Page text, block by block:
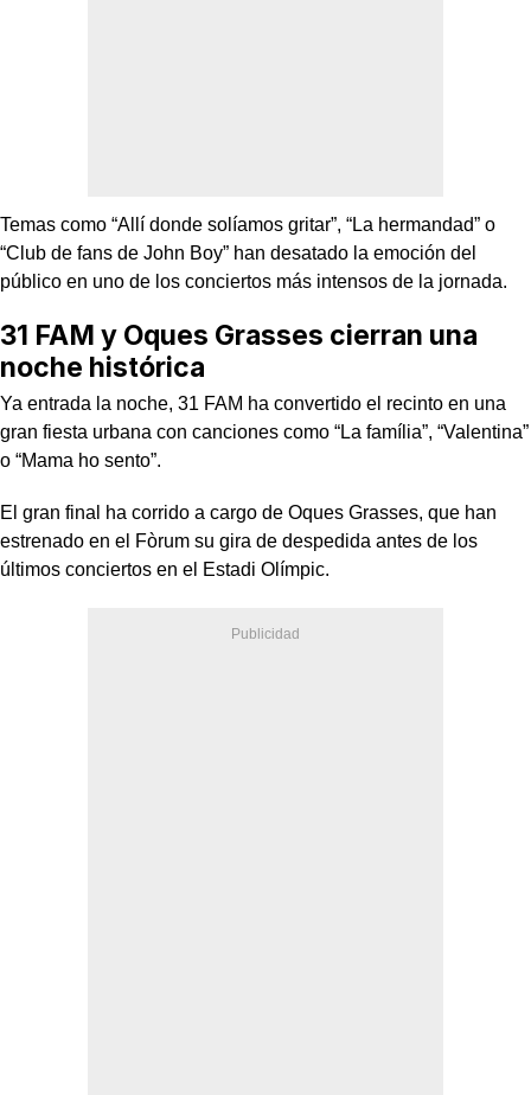
Temas como “Allí donde solíamos gritar”, “La hermandad” o
“Club de fans de John Boy” han desatado la emoción del
público en uno de los conciertos más intensos de la jornada.
31 FAM y Oques Grasses cierran una
noche histórica
Ya entrada la noche, 31 FAM ha convertido el recinto en una
gran fiesta urbana con canciones como “La família”, “Valentina”
o “Mama ho sento”.
El gran final ha corrido a cargo de Oques Grasses, que han
estrenado en el Fòrum su gira de despedida antes de los
últimos conciertos en el Estadi Olímpic.